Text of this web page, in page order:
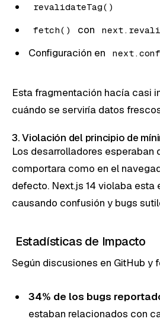
revalidateTag()
fetch() con
Configuración en
Esta fragmentación hacía casi
cuándo se serviría datos
3. Violación del principio de
Los desarrolladores esperaban
comportara como en el
defecto. Next.js 14 violaba esta
causando confusión y bugs
Estadísticas de Impacto
Según discusiones en GitHub y
34% de los bugs
estaban relacionados con